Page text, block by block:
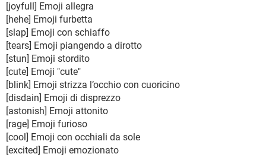
[joyfull] Emoji allegra
[hehe] Emoji furbetta
[slap] Emoji con schiaffo
[tears] Emoji piangendo a dirotto
[stun] Emoji stordito
[cute] Emoji "cute"
[blink] Emoji strizza l’occhio con cuoricino
[disdain] Emoji di disprezzo
[astonish] Emoji attonito
[rage] Emoji furioso
[cool] Emoji con occhiali da sole
[excited] Emoji emozionato